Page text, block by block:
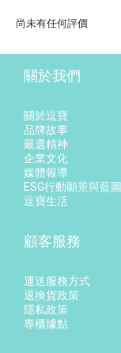
尚未有任何評價
關於我們
關於逗寶
品牌故事
嚴選精神
企業文化
媒體報導
ESG行動願景與藍圖
逗寶生活
顧客服務
運送服務方式
退換貨政策
隱私政策
專櫃據點